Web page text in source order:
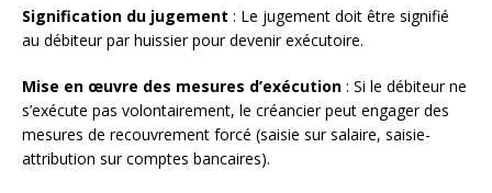
Signification du jugement : Le jugement doit être signifié
au débiteur par huissier pour devenir exécutoire.
Mise en œuvre des mesures d’exécution : Si le débiteur ne
s’exécute pas volontairement, le créancier peut engager des
mesures de recouvrement forcé (saisie sur salaire, saisie-
attribution sur comptes bancaires).